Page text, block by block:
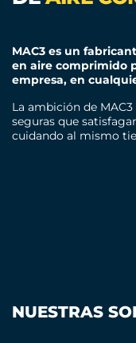
MAC3 es un
en aire comprimido
empresa, en
La ambición de
seguras que
cuidando al mismo
NUESTRAS